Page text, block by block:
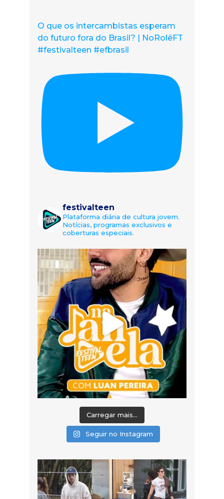
O que os intercambistas esperam
do futuro fora do Brasil? | NoRolêFT
#festivalteen #efbrasil
festivalteen
Plataforma diária de cultura jovem.
Notícias, programas exclusivos e
coberturas especiais.
Carregar mais...
Seguir no Instagram